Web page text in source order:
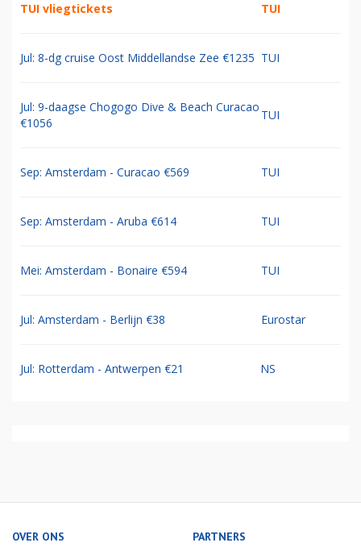
TUI vliegtickets TUI
Jul: 8-dg cruise Oost Middellandse Zee €1235 TUI
Jul: 9-daagse Chogogo Dive & Beach Curacao
€1056
TUI
Sep: Amsterdam - Curacao €569 TUI
Sep: Amsterdam - Aruba €614 TUI
Mei: Amsterdam - Bonaire €594 TUI
Jul: Amsterdam - Berlijn €38 Eurostar
Jul: Rotterdam - Antwerpen €21 NS
OVER ONS PARTNERS